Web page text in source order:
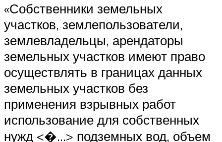
«Собственники земельных
участков, землепользователи,
землевладельцы, арендаторы
земельных участков имеют право
осуществлять в границах данных
земельных участков без
применения взрывных работ
использование для собственных
нужд <�…> подземных вод, объем